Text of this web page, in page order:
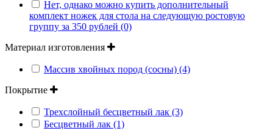
Нет, однако можно купить дополнительный
комплект ножек для стола на следующую ростовую
группу за 350 рублей (0)
Материал изготовления
Массив хвойных пород (сосны) (4)
Покрытие
Трехслойный бесцветный лак (3)
Бесцветный лак (1)